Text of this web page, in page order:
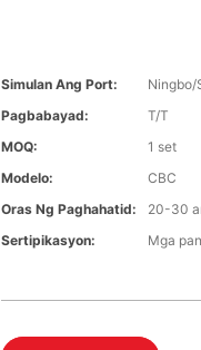
Simulan Ang Port:
Ningbo/
Pagbabayad:
T/T
MOQ:
1 set
Modelo:
CBC
Oras Ng Paghahatid:
20-30
Sertipikasyon:
Mga